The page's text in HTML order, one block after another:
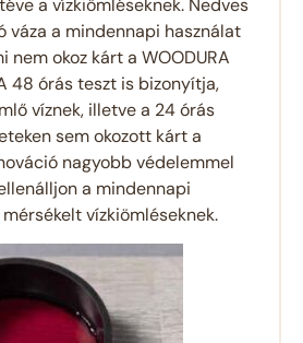
a vízkiömléseknek. Nedves
váza a mindennapi használat
nem okoz kárt a WOODURA
48 órás teszt is bizonyítja,
víznek, illetve a 24 órás
sem okozott kárt a
nagyobb védelemmel
a mindennapi
vízkiömléseknek.